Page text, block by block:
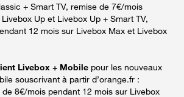
+ Smart TV, remise de 7€/mois
Up et Livebox Up + Smart TV,
12 mois sur Livebox Max et Livebox
Livebox + Mobile pour les nouveaux
souscrivant à partir d’orange.fr :
de 8€/mois pendant 12 mois sur Livebox